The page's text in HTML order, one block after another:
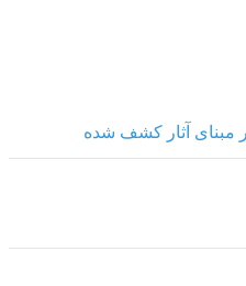
مبنای آثار کشف شده